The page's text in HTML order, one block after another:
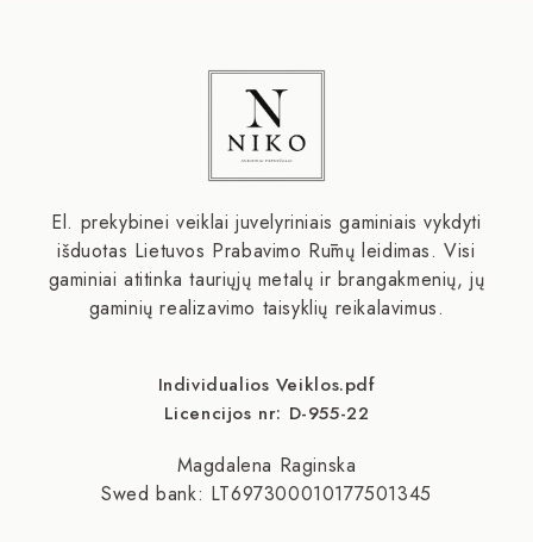
El. prekybinei veiklai juvelyriniais gaminiais vykdyti
išduotas Lietuvos Prabavimo Rūmų leidimas. Visi
gaminiai atitinka tauriųjų metalų ir brangakmenių, jų
gaminių realizavimo taisyklių reikalavimus.
Individualios Veiklos.pdf
Licencijos nr: D-955-22
Magdalena Raginska
Swed bank: LT697300010177501345